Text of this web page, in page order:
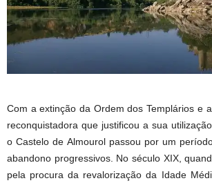
Com a extinção da Ordem dos Templários e
reconquistadora que justificou a sua
o Castelo de Almourol passou por um
abandono progressivos. No século XIX,
pela procura da revalorização da Idade